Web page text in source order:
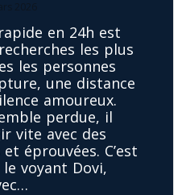
en 24h est
les plus
les personnes
une distance
amoureux.
perdue, il
vite avec des
éprouvées. C’est
voyant Dovi,